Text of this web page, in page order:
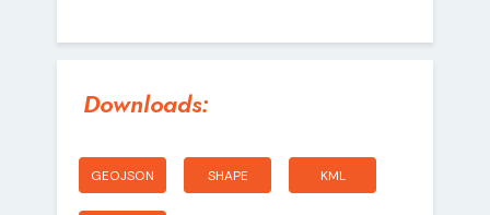
Downloads:
GEOJSON SHAPE KML